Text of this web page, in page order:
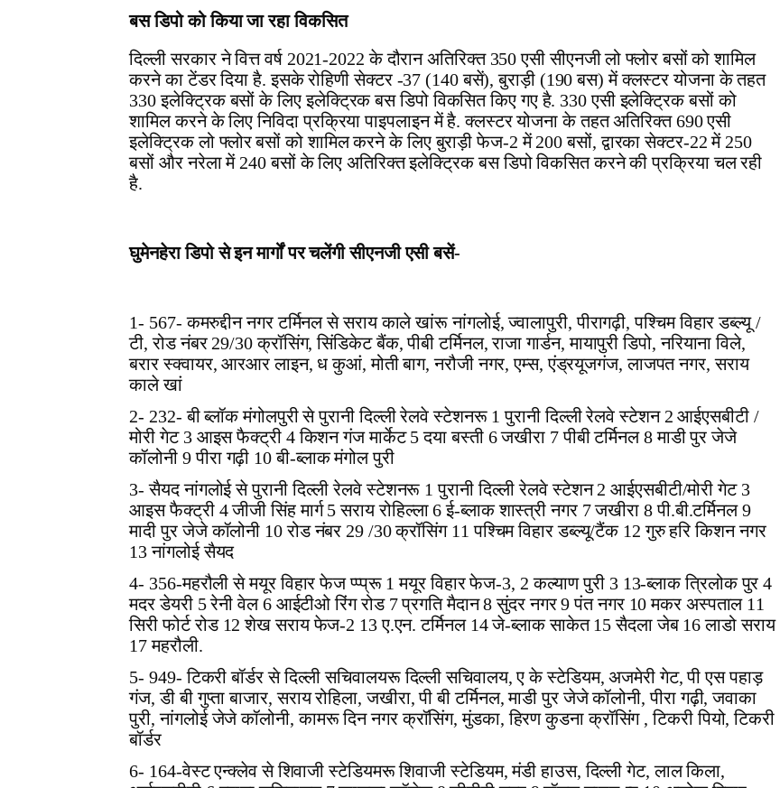
बस डिपो को किया जा रहा विकसित
दिल्ली सरकार ने वित्त वर्ष 2021-2022 के दौरान अतिरिक्त 350 एसी सीएनजी लो फ्लोर बसों को शामिल
करने का टेंडर दिया है. इसके रोहिणी सेक्टर -37 (140 बसें), बुराड़ी (190 बस) में क्लस्टर योजना के तहत
330 इलेक्ट्रिक बसों के लिए इलेक्ट्रिक बस डिपो विकसित किए गए है. 330 एसी इलेक्ट्रिक बसों को
शामिल करने के लिए निविदा प्रक्रिया पाइपलाइन में है. क्लस्टर योजना के तहत अतिरिक्त 690 एसी
इलेक्ट्रिक लो फ्लोर बसों को शामिल करने के लिए बुराड़ी फेज-2 में 200 बसों, द्वारका सेक्टर-22 में 250
बसों और नरेला में 240 बसों के लिए अतिरिक्त इलेक्ट्रिक बस डिपो विकसित करने की प्रक्रिया चल रही
है.
घुमेनहेरा डिपो से इन मार्गों पर चलेंगी सीएनजी एसी बसें-
1- 567- कमरुद्दीन नगर टर्मिनल से सराय काले खांरू नांगलोई, ज्वालापुरी, पीरागढ़ी, पश्चिम विहार डब्ल्यू /
टी, रोड नंबर 29/30 क्रॉसिंग, सिंडिकेट बैंक, पीबी टर्मिनल, राजा गार्डन, मायापुरी डिपो, नरियाना विले,
बरार स्क्वायर, आरआर लाइन, ध कुआं, मोती बाग, नरौजी नगर, एम्स, एंड्रयूजगंज, लाजपत नगर, सराय
काले खां
2- 232- बी ब्लॉक मंगोलपुरी से पुरानी दिल्ली रेलवे स्टेशनरू 1 पुरानी दिल्ली रेलवे स्टेशन 2 आईएसबीटी /
मोरी गेट 3 आइस फैक्ट्री 4 किशन गंज मार्केट 5 दया बस्ती 6 जखीरा 7 पीबी टर्मिनल 8 माडी पुर जेजे
कॉलोनी 9 पीरा गढ़ी 10 बी-ब्लाक मंगोल पुरी
3- सैयद नांगलोई से पुरानी दिल्ली रेलवे स्टेशनरू 1 पुरानी दिल्ली रेलवे स्टेशन 2 आईएसबीटी/मोरी गेट 3
आइस फैक्ट्री 4 जीजी सिंह मार्ग 5 सराय रोहिल्ला 6 ई-ब्लाक शास्त्री नगर 7 जखीरा 8 पी.बी.टर्मिनल 9
मादी पुर जेजे कॉलोनी 10 रोड नंबर 29 /30 क्रॉसिंग 11 पश्चिम विहार डब्ल्यू/टैंक 12 गुरु हरि किशन नगर
13 नांगलोई सैयद
4- 356-महरौली से मयूर विहार फेज प्प्प्रू 1 मयूर विहार फेज-3, 2 कल्याण पुरी 3 13-ब्लाक त्रिलोक पुर 4
मदर डेयरी 5 रेनी वेल 6 आईटीओ रिंग रोड 7 प्रगति मैदान 8 सुंदर नगर 9 पंत नगर 10 मकर अस्पताल 11
सिरी फोर्ट रोड 12 शेख सराय फेज-2 13 ए.एन. टर्मिनल 14 जे-ब्लाक साकेत 15 सैदला जेब 16 लाडो सराय
17 महरौली.
5- 949- टिकरी बॉर्डर से दिल्ली सचिवालयरू दिल्ली सचिवालय, ए के स्टेडियम, अजमेरी गेट, पी एस पहाड़
गंज, डी बी गुप्ता बाजार, सराय रोहिला, जखीरा, पी बी टर्मिनल, माडी पुर जेजे कॉलोनी, पीरा गढ़ी, जवाका
पुरी, नांगलोई जेजे कॉलोनी, कामरू दिन नगर क्रॉसिंग, मुंडका, हिरण कुडना क्रॉसिंग , टिकरी पियो, टिकरी
बॉर्डर
6- 164-वेस्ट एन्क्लेव से शिवाजी स्टेडियमरू शिवाजी स्टेडियम, मंडी हाउस, दिल्ली गेट, लाल किला,